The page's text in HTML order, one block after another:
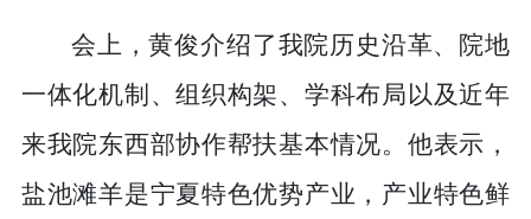
会上，黄俊介绍了我院历史沿革、院地
一体化机制、组织构架、学科布局以及近年
来我院东西部协作帮扶基本情况。他表示，
盐池滩羊是宁夏特色优势产业，产业特色鲜